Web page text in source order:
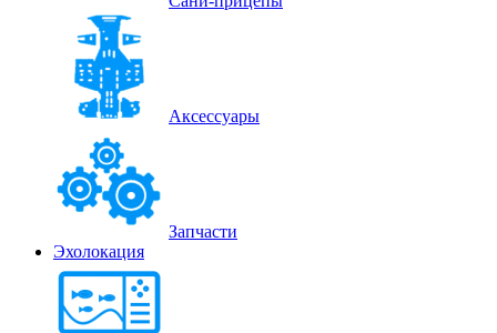
Аксессуары
Запчасти
Эхолокация